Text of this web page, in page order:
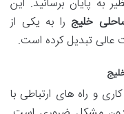
خلیج را به یکی از
عالی تبدیل کرده است.
و راه های ارتباطی با